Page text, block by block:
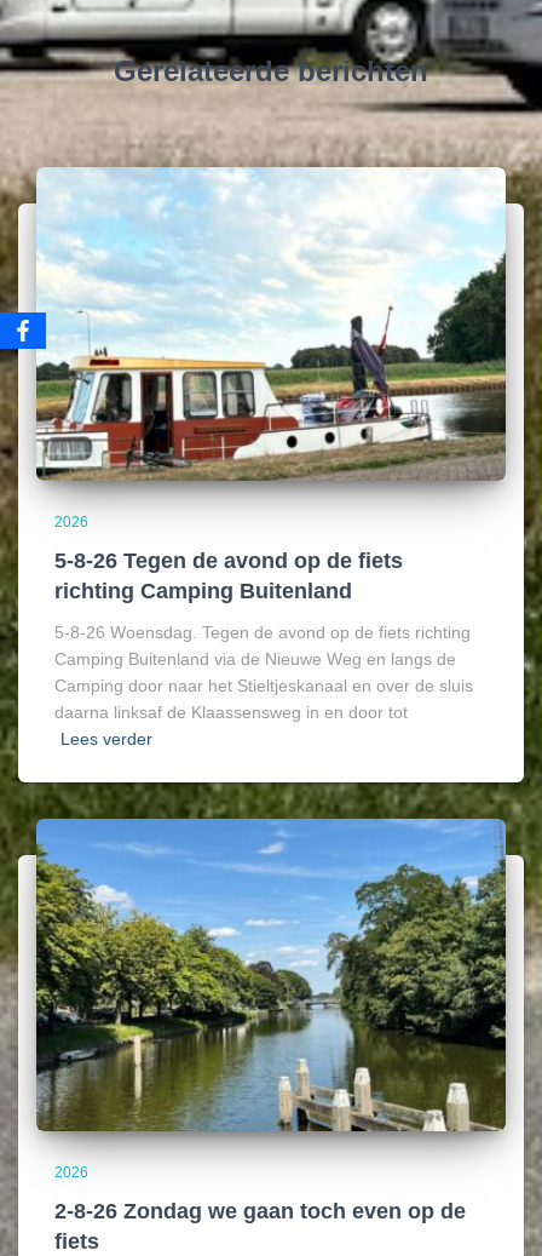
Gerelateerde berichten
2026
5-8-26 Tegen de avond op de fiets
richting Camping Buitenland
5-8-26 Woensdag. Tegen de avond op de fiets richting
Camping Buitenland via de Nieuwe Weg en langs de
Camping door naar het Stieltjeskanaal en over de sluis
daarna linksaf de Klaassensweg in en door tot
Lees verder
2026
2-8-26 Zondag we gaan toch even op de
fiets